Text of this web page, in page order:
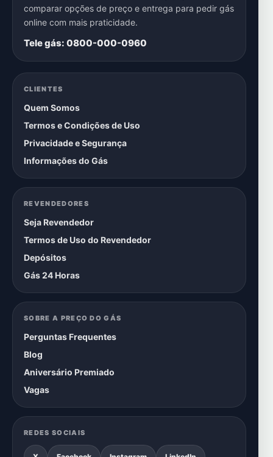
comparar opções de preço e entrega para pedir gás
online com mais praticidade.
Tele gás: 0800-000-0960
CLIENTES
Quem Somos
Termos e Condições de Uso
Privacidade e Segurança
Informações do Gás
REVENDEDORES
Seja Revendedor
Termos de Uso do Revendedor
Depósitos
Gás 24 Horas
SOBRE A PREÇO DO GÁS
Perguntas Frequentes
Blog
Aniversário Premiado
Vagas
REDES SOCIAIS